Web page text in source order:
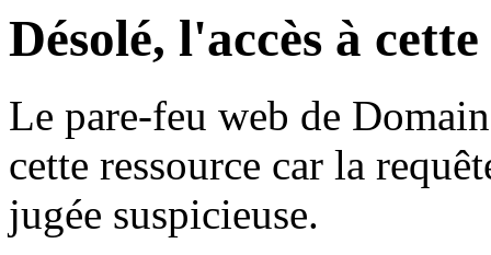
Désolé, l'accès à
Le pare-feu web de
cette ressource car la
jugée suspicieuse.